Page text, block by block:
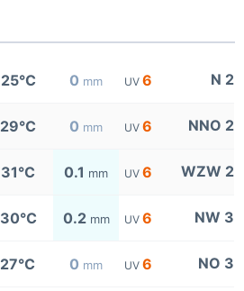
25°C 0 mm UV 6 N 2
29°C 0 mm UV 6 NNO 2
31°C 0.1 mm UV 6 WZW 2
30°C 0.2 mm UV 6 NW 3
27°C 0 mm UV 6 NO 3